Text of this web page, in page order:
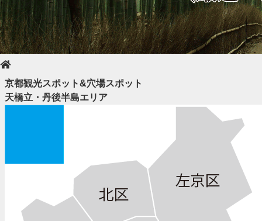
京都観光スポット&穴場スポット
天橋立・丹後半島エリア